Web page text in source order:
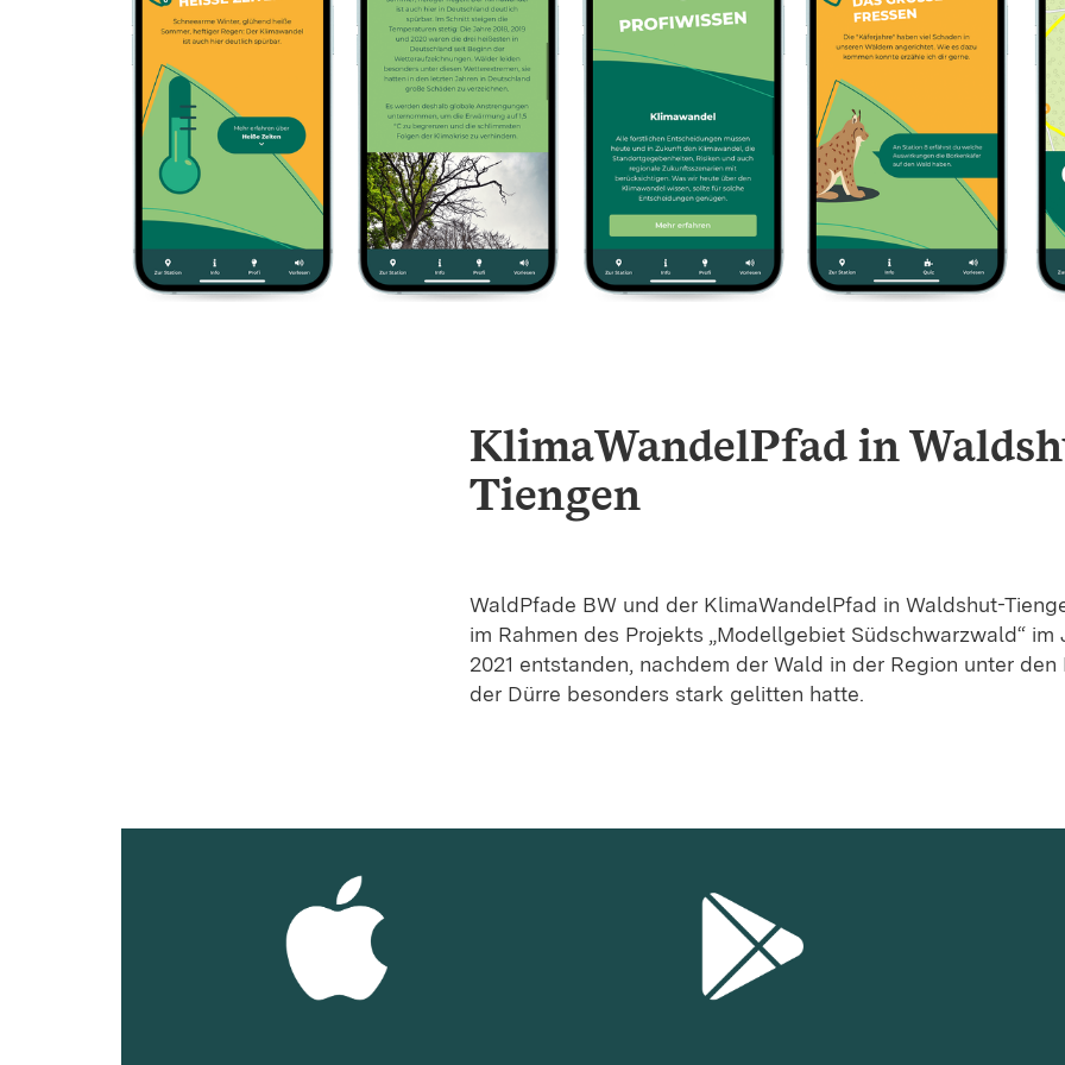
KlimaWandelPfad in
Tiengen
WaldPfade BW und der KlimaWandelPfad in Waldshut-
im Rahmen des Projekts „Modellgebiet Südschwarzwald“ im
2021 entstanden, nachdem der Wald in der Region unter den
der Dürre besonders stark gelitten hatte.